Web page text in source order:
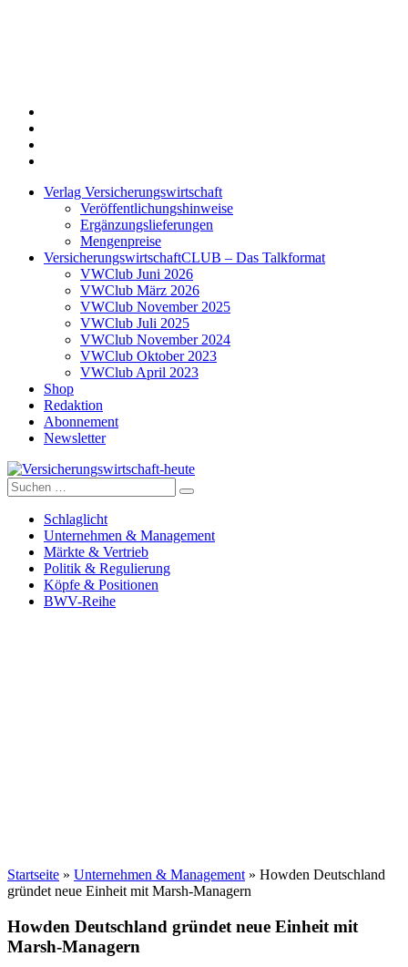
Verlag Versicherungswirtschaft
Veröffentlichungshinweise
Ergänzungslieferungen
Mengenpreise
VersicherungswirtschaftCLUB – Das Talkformat
VWClub Juni 2026
VWClub März 2026
VWClub November 2025
VWClub Juli 2025
VWClub November 2024
VWClub Oktober 2023
VWClub April 2023
Shop
Redaktion
Abonnement
Newsletter
Versicherungswirtschaft-heute
Suche
nach:
Schlaglicht
Unternehmen & Management
Märkte & Vertrieb
Politik & Regulierung
Köpfe & Positionen
BWV-Reihe
Startseite » Unternehmen & Management » Howden Deutschland
gründet neue Einheit mit Marsh-Managern
Howden Deutschland gründet neue Einheit mit
Marsh-Managern